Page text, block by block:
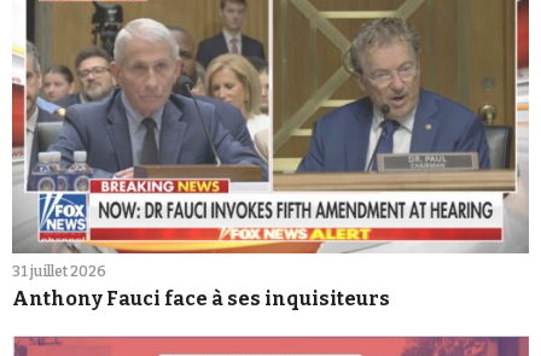
31 juillet 2026
Anthony Fauci face à ses inquisiteurs